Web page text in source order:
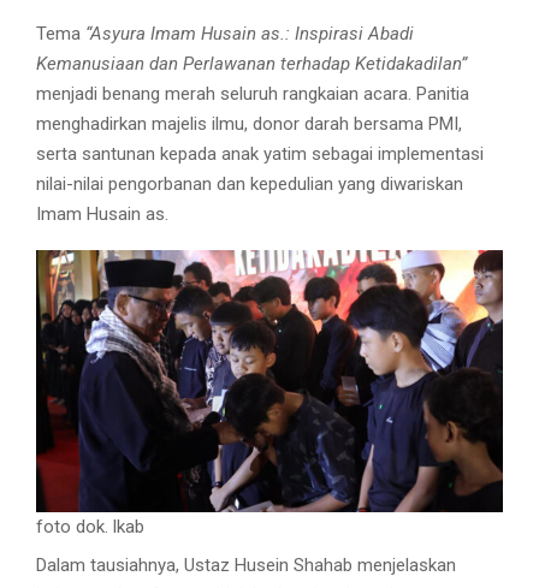
Tema “Asyura Imam Husain as.: Inspirasi Abadi
Kemanusiaan dan Perlawanan terhadap Ketidakadilan”
menjadi benang merah seluruh rangkaian acara. Panitia
menghadirkan majelis ilmu, donor darah bersama PMI,
serta santunan kepada anak yatim sebagai implementasi
nilai-nilai pengorbanan dan kepedulian yang diwariskan
Imam Husain as.
foto dok. lkab
Dalam tausiahnya, Ustaz Husein Shahab menjelaskan